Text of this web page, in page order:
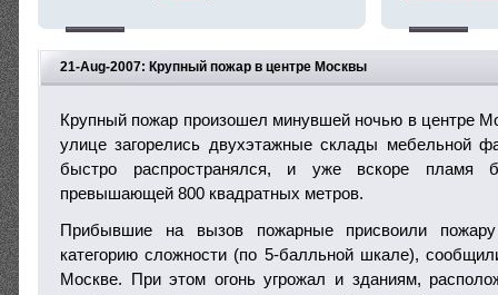
21-Aug-2007: Крупный пожар в центре Москвы
Крупный пожар произошел минувшей ночью в центре
улице загорелись двухэтажные склады мебельной
быстро распространялся, и уже вскоре пламя
превышающей 800 квадратных метров.
Прибывшие на вызов пожарные присвоили
категорию сложности (по 5-балльной шкале),
Москве. При этом огонь угрожал и зданиям,